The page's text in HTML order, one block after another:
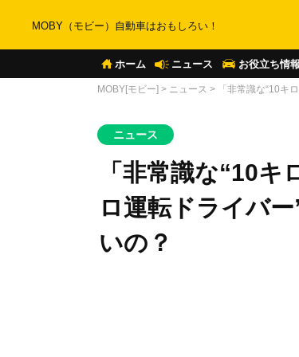
MOBY（モビー）自動車はおもしろい！
ホーム ニュース お役立ち情報
MOBY[モビー] > ニュース > 「非常識な“10キ
ニュース
「非常識な“10
ロ運転ドライバ
いの？